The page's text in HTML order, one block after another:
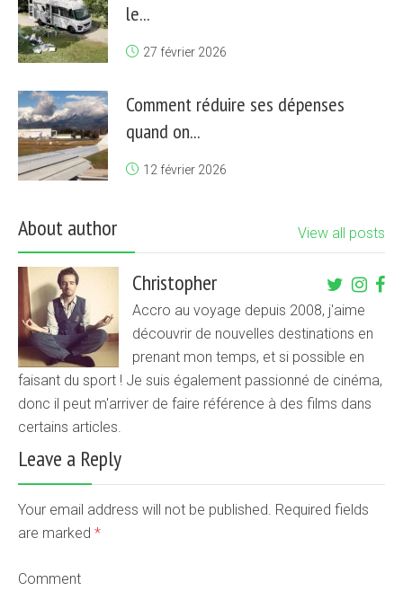
le...
27 février 2026
Comment réduire ses dépenses
quand on...
12 février 2026
About author View all posts
Christopher
Accro au voyage depuis 2008, j'aime
découvrir de nouvelles destinations en
prenant mon temps, et si possible en
faisant du sport ! Je suis également passionné de cinéma,
donc il peut m'arriver de faire référence à des films dans
certains articles.
Leave a Reply
Your email address will not be published. Required fields
are marked *
Comment